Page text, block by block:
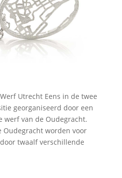
Utrecht Eens in de twee
georganiseerd door een
werf van de Oudegracht.
Oudegracht worden voor
twaalf verschillende